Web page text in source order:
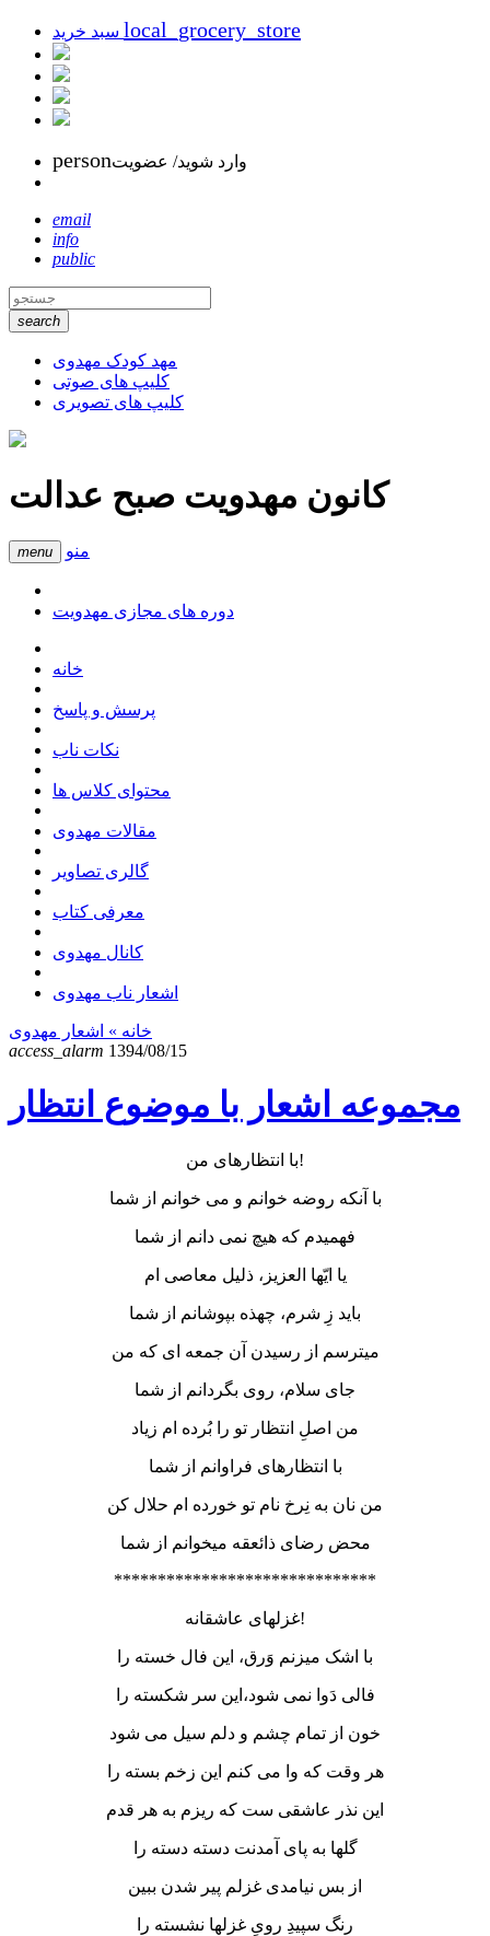
local_grocery_store
personوارد شوید/ عضویت
email
info
public
search
مهد کودک مهدوی
کلیپ های صوتی
کلیپ های تصویری
کانون مهدویت صبح عدالت
menu منو
دوره های مجازی مهدویت
خانه
پرسش و پاسخ
نکات ناب
محتوای کلاس ها
مقالات مهدوی
گالری تصاویر
معرفی کتاب
کانال مهدوی
اشعار ناب مهدوی
خانه » اشعار مهدوی
access_alarm 1394/08/15
مجموعه اشعار با موضوع انتظار
با انتظارهای من!
با آنکه روضه خوانم و می خوانم از شما
فهمیدم که هیچ نمی دانم از شما
یا ایّها العزیز، ذلیل معاصی ام
باید زِ شرم، چهذه بپوشانم از شما
میترسم از رسیدن آن جمعه ای که من
جای سلام، روی بگردانم از شما
من اصلِ انتظار تو را بُرده ام زیاد
با انتظارهای فراوانم از شما
من نان به نِرخ نام تو خورده ام حلال کن
محض رضای ذائعقه میخوانم از شما
******************************
غزلهای عاشقانه!
با اشک میزنم وَرق، این فال خسته را
فالی دَوا نمی شود،این سر شکسته را
خون از تمام چشم و دلم سیل می شود
هر وقت که وا می کنم این زخم بسته را
این نذر عاشقی ست که ریزم به هر قدم
گلها به پای آمدنت دسته دسته را
از بس نیامدی غزلم پیر شدن ببین
رنگ سپیدِ رویِ غزلها نشسته را